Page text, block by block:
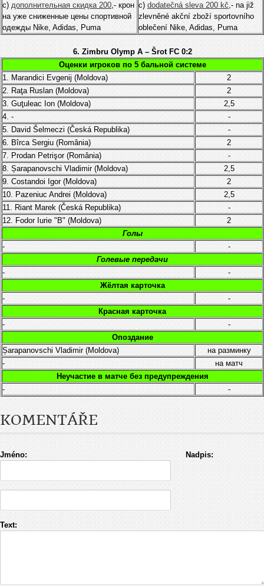
c) дополнительная скидка 200,- крон
на уже сниженные цены спортивной
одежды Nike, Adidas, Puma
c) dodatečná sleva 200 kč,- na již
zlevněné akční zboží sportovního
oblečení Nike, Adidas, Puma
6. Zimbru Olymp A – Šrot FC 0:2
Оценки игроков по 5 бальной системе
1. Marandici Evgenij (Moldova)
2
2. Raţa Ruslan (Moldova)
2
3. Guţuleac Ion (Moldova)
2,5
4. -
-
5. David Šelmeczi (Česká Republika)
-
6. Bîrca Sergiu (România)
2
7. Prodan Petrişor (România)
-
8. Șarapanovschi Vladimir (Moldova)
2,5
9. Costandoi Igor (Moldova)
2
10. Pazeniuc Andrei (Moldova)
2,5
11. Riant Marek (Česká Republika)
-
12. Fodor Iurie "B" (Moldova)
2
Голы
-
-
Голевые передачи
-
-
Жёлтая карточка
-
-
Красная карточка
-
-
Опоздание
Șarapanovschi Vladimir (Moldova)
на разминку
-
на матч
Неучастие в матче без предупреждения
-
-
KOMENTÁŘE
Jméno: Nadpis:
Text: